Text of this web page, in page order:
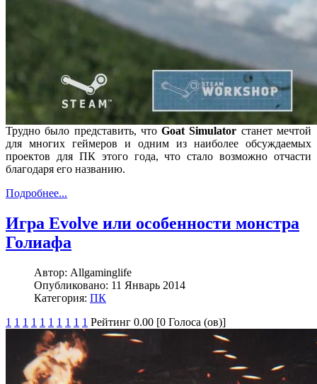
Трудно было представить, чтоGoat Simulator станет мечтой
для многих геймеров и одним из наиболее обсуждаемых
проектов для ПК этого года, что стало возможно отчасти
благодаря его названию.
Подробнее...
Игра Evolve или особенности монстра
Голиафа
Автор: Allgaminglife
Опубликовано: 11 Январь 2014
Категория: ПК
1 1 1 1 1 1 1 1 1 1 Рейтинг 0.00 [0 Голоса (ов)]